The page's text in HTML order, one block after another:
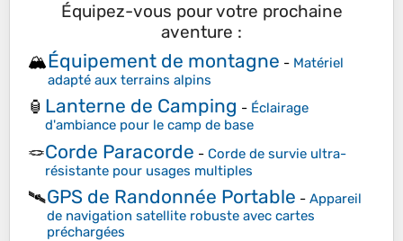
Équipez-vous pour votre prochaine
aventure :
🏔️Équipement de montagne - Matériel
adapté aux terrains alpins
🏮 Lanterne de Camping - Éclairage
d'ambiance pour le camp de base
🪢Corde Paracorde - Corde de survie ultra-
résistante pour usages multiples
🛰️GPS de Randonnée Portable - Appareil
de navigation satellite robuste avec cartes
préchargées